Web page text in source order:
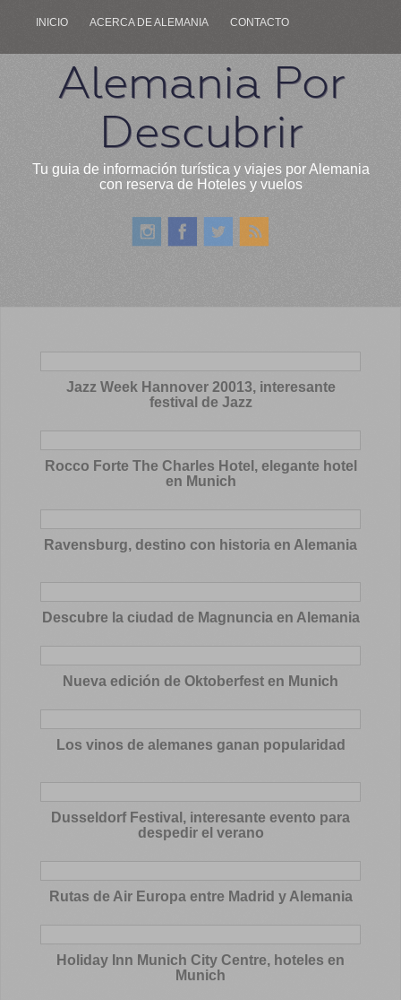
INICIO ACERCA DE ALEMANIA CONTACTO
Alemania Por
Descubrir
Tu guia de información turística y viajes por Alemania
con reserva de Hoteles y vuelos
Jazz Week Hannover 20013, interesante
festival de Jazz
Rocco Forte The Charles Hotel, elegante hotel
en Munich
Ravensburg, destino con historia en Alemania
Descubre la ciudad de Magnuncia en Alemania
Nueva edición de Oktoberfest en Munich
Los vinos de alemanes ganan popularidad
Dusseldorf Festival, interesante evento para
despedir el verano
Rutas de Air Europa entre Madrid y Alemania
Holiday Inn Munich City Centre, hoteles en
Munich